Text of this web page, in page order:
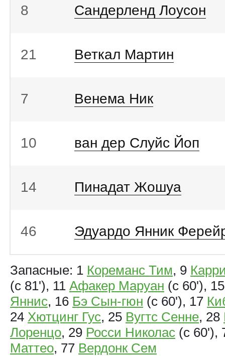
8 Сандерленд Лоусон
21 Веткал Мартин
7 Венема Ник
10 ван дер Слуйс Йоп
14 Пинадат Жошуа
46 Эдуардо Янник
Запасные: 1 Кореманс Тим, 9
(с 81'), 11 Афакер Маруан (с 60'),
Яннис, 16 Бэ Сын‑гюн (с 60'), 17
24 Хютцинг Гус, 25 Вугтс Сенне, 28
Лоренцо, 29 Росси Николас (с 60'),
Маттео, 77 Вердонк Сем